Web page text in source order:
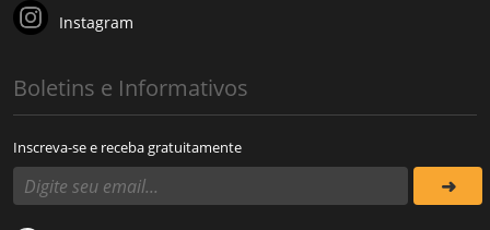
Instagram
Boletins e Informativos
Inscreva-se e receba gratuitamente